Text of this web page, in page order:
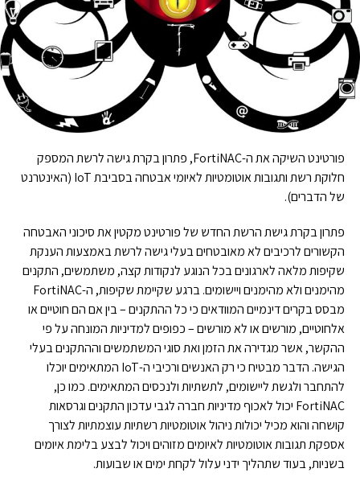
פורטינט השיקה את ה-FortiNAC, פתרון בקרת גישה לרשת המספק
חלוקת רשת ותגובות אוטומטיות לאיומי אבטחה בסביבת IoT (האינטרנט
של הדברים).
פתרון בקרת גישת הרשת החדש של פורטינט מקטין את סיכוני האבטחה
הקשורים לרכיבים לא מאובטחים בעלי גישה לרשת באמצעות הענקת
שקיפות מלאה לארגונים בכל הנוגע לנקודות קצה, משתמשים, התקנים
מהימנים ולא מהימנים ויישומים. ברגע שקיימת שקיפות, ה-FortiNAC
מבסס בקרים דינמיים המוודאים כי כל ההתקנים – בין אם הם חוטיים או
אלחוטיים, מורשים או לא מורשים – כפופים למדיניות המונחה על פי
ההקשר, אשר מגדירה את הזמן ואת סוגי המשתמשים וההתקנים בעלי
הגישה. הדבר מבטיח כי רק האנשים ורכיבי ה-IoT המתאימים יוכלו
להתחבר ולגשת ליישומים, לתשתיות ולנכסים המתאימים. כמו כן,
FortiNAC יכול לאכוף מדיניות חברה לגבי עדכון התקנים וגרסאות
קושחה והוא מכיל יכולות ניהול אוטומטיות רשתיות עוצמתיות לצורך
אספקת תגובות אוטומטיות לאיומים מזוהים ויכול לבצע בלימת איומים
בשניות, בעוד שתהליך ידני עלול לקחת ימים או שבועות.